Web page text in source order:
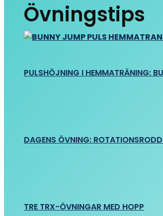
Övningstips
PULSHÖJNING I HEMMATRÄNING:
DAGENS ÖVNING:
TRE TRX-ÖVNINGAR MED HOPP